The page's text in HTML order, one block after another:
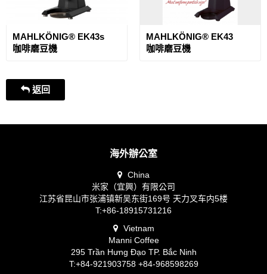
MAHLKÖNIG® EK43s
咖啡磨豆機
MAHLKÖNIG® EK43
咖啡磨豆機
返回
海外辦公室
China
米家（宜興）有限公司
江苏省昆山市张浦镇新吴东街169号 天力叉车内5楼
T:+86-18915731216
Vietnam
Manni Coffee
295 Trần Hưng Đạo TP. Bắc Ninh
T:+84-921903758 +84-968598269